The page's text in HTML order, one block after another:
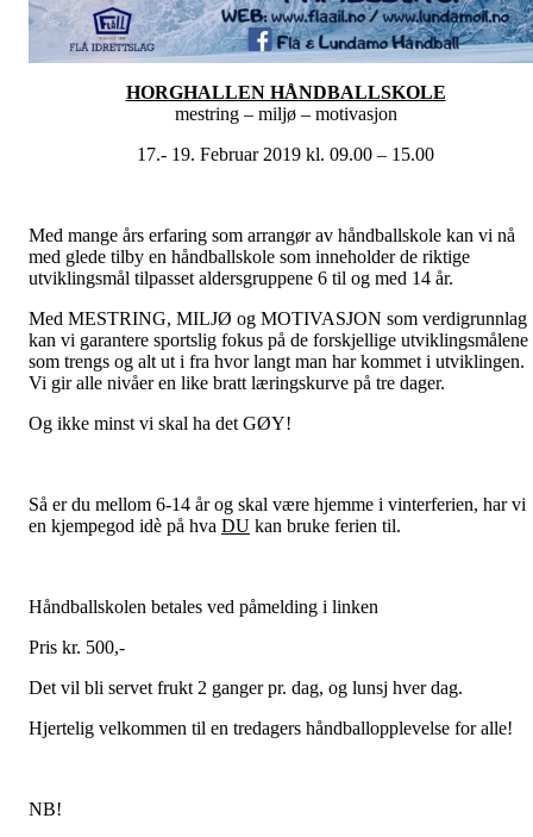
HORGHALLEN HÅNDBALLSKOLE
mestring – miljø – motivasjon
17.- 19. Februar 2019 kl. 09.00 – 15.00
Med mange års erfaring som arrangør av håndballskole kan vi nå
med glede tilby en håndballskole som inneholder de riktige
utviklingsmål tilpasset aldersgruppene 6 til og med 14 år.
Med MESTRING, MILJØ og MOTIVASJON som verdigrunnlag
kan vi garantere sportslig fokus på de forskjellige utviklingsmålene
som trengs og alt ut i fra hvor langt man har kommet i utviklingen.
Vi gir alle nivåer en like bratt læringskurve på tre dager.
Og ikke minst vi skal ha det GØY!
Så er du mellom 6-14 år og skal være hjemme i vinterferien, har vi
en kjempegod idè på hva DU kan bruke ferien til.
Håndballskolen betales ved påmelding i linken
Pris kr. 500,-
Det vil bli servet frukt 2 ganger pr. dag, og lunsj hver dag.
Hjertelig velkommen til en tredagers håndballopplevelse for alle!
NB!